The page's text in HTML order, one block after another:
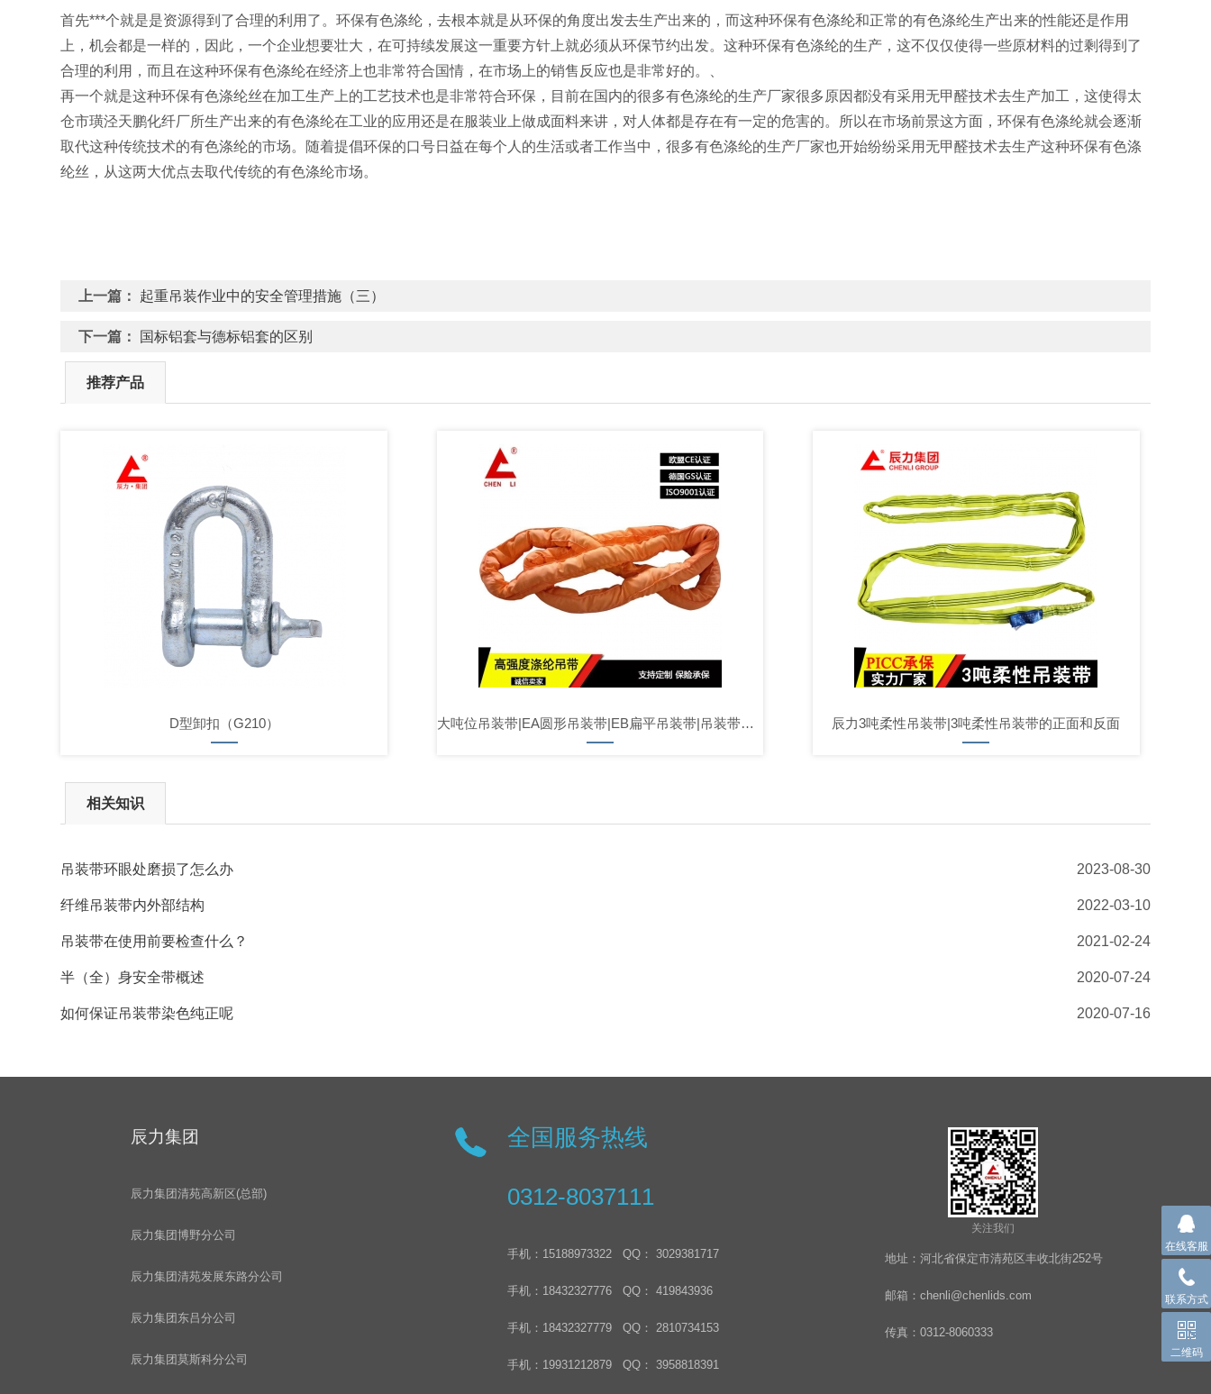
首先***个就是是资源得到了合理的利用了。环保有色涤纶，去根本就是从环保的角度出发去生产出来的，而这种环保有色涤纶和正常的有色涤纶生产出来的性能还是作用
上，机会都是一样的，因此，一个企业想要壮大，在可持续发展这一重要方针上就必须从环保节约出发。这种环保有色涤纶的生产，这不仅仅使得一些原材料的过剩得到了
合理的利用，而且在这种环保有色涤纶在经济上也非常符合国情，在市场上的销售反应也是非常好的。、
再一个就是这种环保有色涤纶丝在加工生产上的工艺技术也是非常符合环保，目前在国内的很多有色涤纶的生产厂家很多原因都没有采用无甲醛技术去生产加工，这使得太
仓市璜泾天鹏化纤厂所生产出来的有色涤纶在工业的应用还是在服装业上做成面料来讲，对人体都是存在有一定的危害的。所以在市场前景这方面，环保有色涤纶就会逐渐
取代这种传统技术的有色涤纶的市场。随着提倡环保的口号日益在每个人的生活或者工作当中，很多有色涤纶的生产厂家也开始纷纷采用无甲醛技术去生产这种环保有色涤
纶丝，从这两大优点去取代传统的有色涤纶市场。
上一篇： 起重吊装作业中的安全管理措施（三）
下一篇： 国标铝套与德标铝套的区别
推荐产品
D型卸扣（G210） 大吨位吊装带|EA圆形吊装带|EB扁平吊装带|吊装带厂家 辰力3吨柔性吊装带|3吨柔性吊装带的正面和反面
相关知识
吊装带环眼处磨损了怎么办 2023-08-30
纤维吊装带内外部结构 2022-03-10
吊装带在使用前要检查什么？ 2021-02-24
半（全）身安全带概述 2020-07-24
如何保证吊装带染色纯正呢 2020-07-16
辰力集团
辰力集团清苑高新区(总部)
辰力集团博野分公司
辰力集团清苑发展东路分公司
辰力集团东吕分公司
辰力集团莫斯科分公司
全国服务热线
0312-8037111
手机：15188973322 QQ： 3029381717
手机：18432327776 QQ： 419843936
手机：18432327779 QQ： 2810734153
手机：19931212879 QQ： 3958818391
关注我们
地址：河北省保定市清苑区丰收北街252号
邮箱：chenli@chenlids.com
传真：0312-8060333
在线客服
联系方式
二维码